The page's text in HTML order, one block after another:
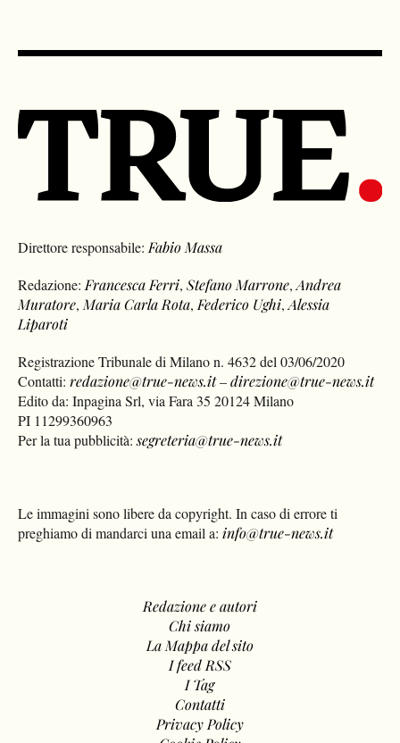
Direttore responsabile: Fabio Massa
Redazione: Francesca Ferri,Stefano Marrone,Andrea
Muratore, Maria Carla Rota, Federico Ughi,Alessia
Liparoti
Registrazione Tribunale di Milano n. 4632 del 03/06/2020
Contatti:redazione@true-news.it–direzione@true-news.it
Edito da: Inpagina Srl, via Fara 35 20124 Milano
PI 11299360963
Per la tua pubblicità:segreteria@true-news.it
Le immagini sono libere da copyright. In caso di errore ti
preghiamo di mandarci una email a: info@true-news.it
Redazione e autori
Chi siamo
La Mappa del sito
I feed RSS
I Tag
Contatti
Privacy Policy